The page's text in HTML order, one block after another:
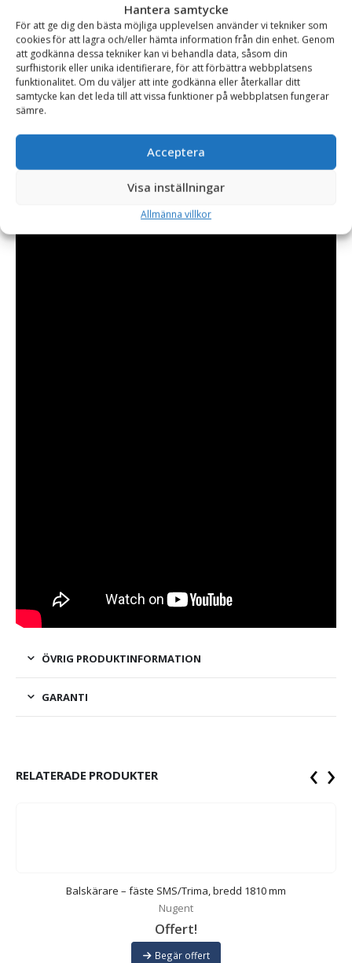
Hantera samtycke
För att ge dig den bästa möjliga upplevelsen använder vi tekniker som
cookies för att lagra och/eller hämta information från din enhet. Genom
att godkänna dessa tekniker kan vi behandla data, såsom din
surfhistorik eller unika identifierare, för att förbättra webbplatsens
funktionalitet. Om du väljer att inte godkänna eller återkallar ditt
samtycke kan det leda till att vissa funktioner på webbplatsen fungerar
sämre.
Acceptera
Visa inställningar
Allmänna villkor
Balskäraren går även att använda som vanliga balspjut, för
att flytta balar.
Redskapet levereras komplett med 2 hydraulslangar.
ÖVRIG PRODUKTINFORMATION
GARANTI
RELATERADE PRODUKTER
Balskärare – fäste SMS/Trima, bredd 1810 mm
Nugent
Offert!
Begär offert
‹ ›